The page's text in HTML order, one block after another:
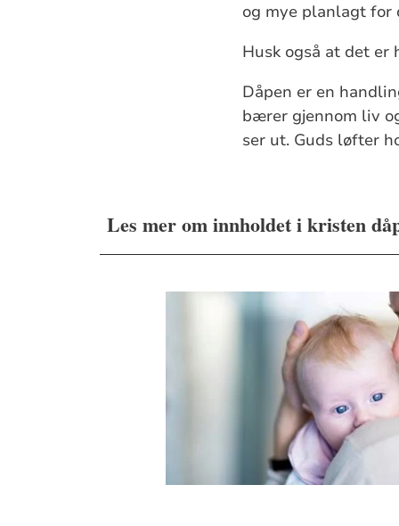
og mye planlagt for
Husk også at det
Dåpen er en
bærer gjennom liv
ser ut. Guds løfter
Les mer om innholdet i kristen
Da trådte Jesus fram og talte til
disipler: Døp dem til Faderens
jeg er med dere alle dager inntil